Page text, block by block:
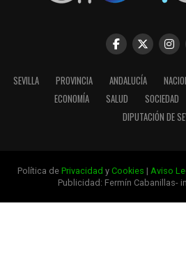
SEVILLA PROVINCIA ANDALUCÍA
ECONOMÍA
SALUD SOCIEDAD
DIPUTACIÓN DE
Política de Privacidad y Cookies | Aviso
Publicidad: Fermín Cabanillas-